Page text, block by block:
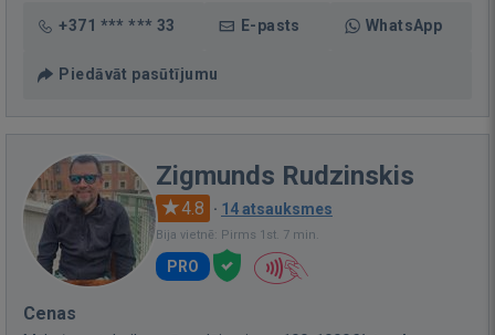
+371 *** *** 33 E-pasts WhatsApp
Piedāvāt pasūtījumu
Zigmunds Rudzinskis
4.8 · 14 atsauksmes
Bija vietnē: Pirms 1st. 7 min.
PRO
Cenas